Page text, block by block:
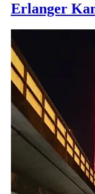
Erlanger